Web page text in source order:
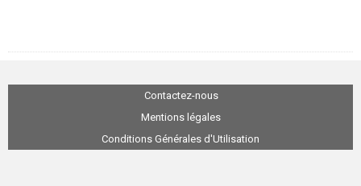
Contactez-nous
Mentions légales
Conditions Générales d'Utilisation